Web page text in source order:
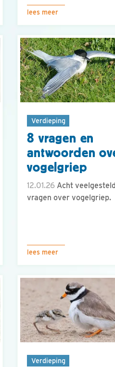
lees meer
Verdieping
8 vragen en
antwoorden
vogelgriep
12.01.26 Acht
vragen over vogelgriep.
lees meer
Verdieping